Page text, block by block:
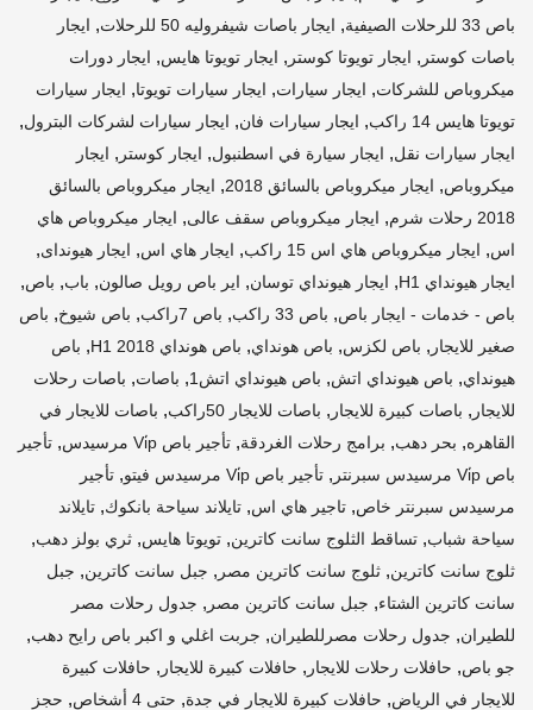
باص 33 للرحلات الصيفية
, ايجار باصات شيفروليه 50 للرحلات , ايجار
باصات كوستر , ايجار تويوتا كوستر , ايجار تويوتا هايس, ايجار دورات
ميكروباص للشركات, ايجار سيارات, ايجار سيارات تويوتا, ايجار سيارات
تويوتا هايس 14 راكب
, ايجار سيارات فان, ايجار سيارات لشركات البترول,
ايجار سيارات نقل, ايجار سيارة في اسطنبول, ايجار كوستر , ايجار
ميكروباص, ايجار ميكروباص بالسائق 2018 , ايجار ميكروباص بالسائق
2018 رحلات شرم
, ايجار ميكروباص سقف عالى, ايجار ميكروباص هاي
اس, ايجار ميكروباص هاي اس 15 راكب , ايجار هاي اس, ايجار هيونداى,
ايجار هيونداي H1 , ايجار هيونداي توسان, اير باص رويل صالون, باب, باص,
باص - خدمات - ايجار باص, باص 33 راكب , باص 7راكب , باص شيوخ, باص
صغير للايجار , باص لكزس, باص هونداي, باص هونداي H1 2018 , باص
هيونداي, باص هيونداي اتش, باص هيونداي اتش1 , باصات, باصات رحلات
للايجار , باصات كبيرة للايجار , باصات للايجار 50راكب , باصات للايجار في
القاهره, بحر دهب, برامج رحلات الغردقة, تأجير باص Vi̇p مرسيدس , تأجير
باص Vi̇p مرسيدس سبرنتر
, تأجير باص Vi̇p مرسيدس فيتو , تأجير
مرسيدس سبرنتر خاص, تاجير هاي اس, تايلاند سياحة بانكوك, تايلاند
سياحة شباب, تساقط الثلوج سانت كاترين, تويوتا هايس, ثري بولز دهب,
ثلوج سانت كاترين, ثلوج سانت كاترين مصر , جبل سانت كاترين, جبل
سانت كاترين الشتاء, جبل سانت كاترين مصر , جدول رحلات مصر
للطيران, جدول رحلات مصرللطيران, جربت اغلي و اكبر باص رايح دهب,
جو باص, حافلات رحلات للايجار , حافلات كبيرة للايجار , حافلات كبيرة
للايجار في الرياض, حافلات كبيرة للايجار في جدة, حتى 4 أشخاص , حجز